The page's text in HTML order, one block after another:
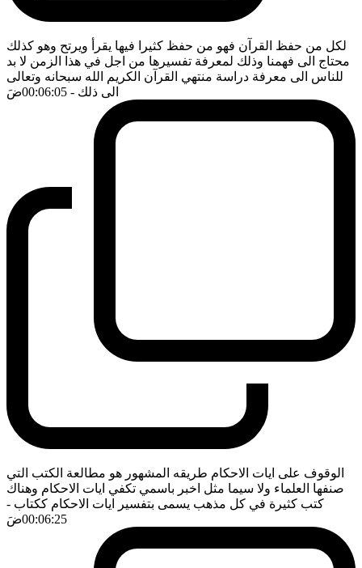
لكل من حفظ القرآن فهو من حفظ كثيرا فيها يقرأ ويرتح وهو كذلك
محتاج الى فهمنا وذلك لمعرفة تفسيرها من اجل في هذا الزمن لا بد
للناس الى معرفة دراسة منتهي القرآن الكريم الله سبحانه وتعالى
الى ذلك - 00:06:05 ضَ
الوقوف على ايات الاحكام طريقه المشهور هو مطالعة الكتب التي
صنفها العلماء ولا سيما مثل اخبر باسمي تكفي ايات الاحكام وهناك
كتب كثيرة في كل مذهب يسمى بتفسير ايات الاحكام ككتاب -
00:06:25ضَ